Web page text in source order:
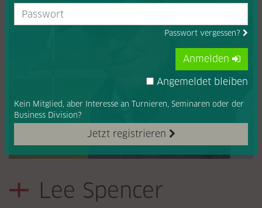
Lee Spencer
Passwort vergessen?
Jetzt registrieren
Kein Mitglied, aber Interesse an Turnieren, Seminaren oder der
Business Division?
Anmelden
Angemeldet bleiben